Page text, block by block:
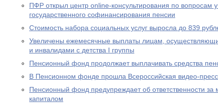
ПФР открыл центр online-консультирования по вопросам
государственного софинансирования пенсии
Стоимость набора социальных услуг выросла до 839
Увеличены ежемесячные выплаты лицам,
и инвалидами с детства I группы
Пенсионный фонд продолжает выплачивать средства
В Пенсионном фонде прошла Всероссийская видео-
Пенсионный фонд предупреждает об ответственности
капиталом